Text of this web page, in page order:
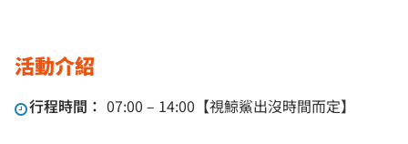
活動介紹
行程時間： 07:00 – 14:00【視鯨鯊出沒時間而定】